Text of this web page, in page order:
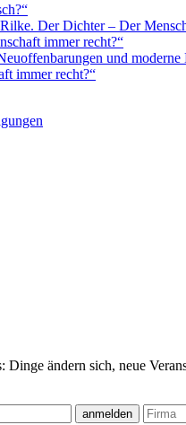
Der Dichter – Der
immer recht?“
und moderne
immer recht?“
ändern sich, neue